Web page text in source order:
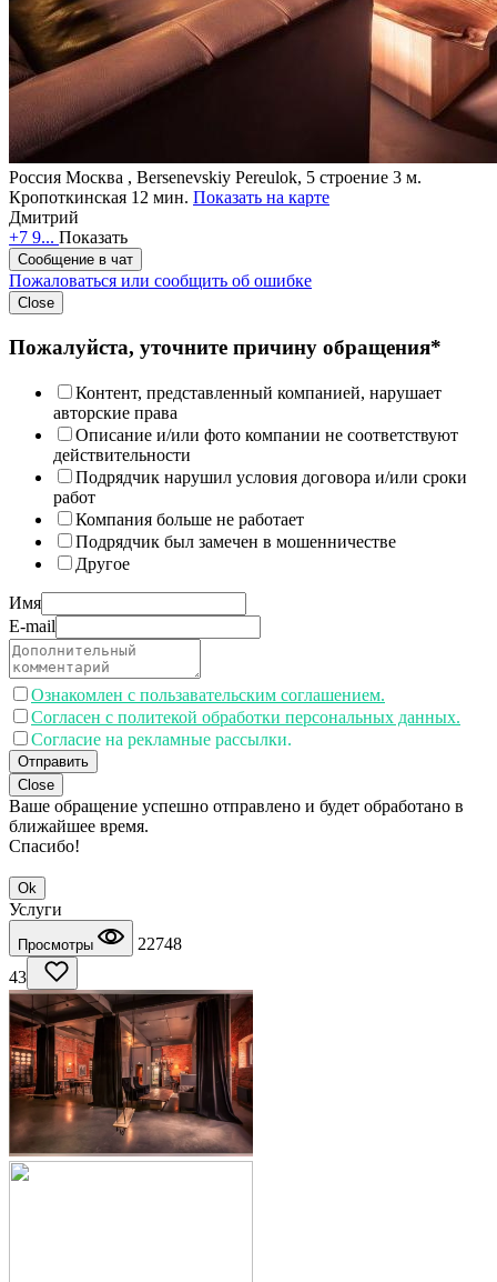
Россия Москва , Bersenevskiy Pereulok, 5 строение 3 м.
Кропоткинская 12 мин. Показать на карте
Дмитрий
+7 9... Показать
Сообщение в чат
Пожаловаться или сообщить об ошибке
Close
Пожалуйста, уточните причину обращения*
Контент, представленный компанией, нарушает
авторские права
Описание и/или фото компании не соответствуют
действительности
Подрядчик нарушил условия договора и/или сроки
работ
Компания больше не работает
Подрядчик был замечен в мошенничестве
Другое
Имя
E-mail
Ознакомлен с пользавательским соглашением.
Согласен с политекой обработки персональных данных.
Согласие на рекламные рассылки.
Отправить
Close
Ваше обращение успешно отправлено и будет обработано в
ближайшее время.
Спасибо!
Ok
Услуги
Просмотры
22748
43